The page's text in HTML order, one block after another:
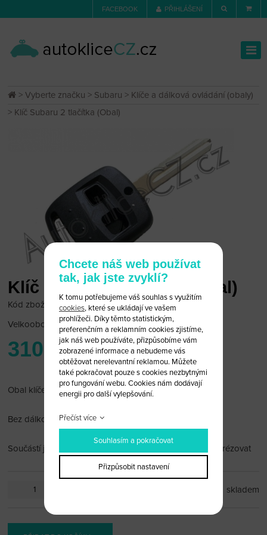
FACEBOOK PŘIHLÁŠENÍ
>Vyberte značku > Subaru > Klíče a dálková ovládání (obaly)
> Klíč Subaru 2 tlačítka (Obal)
Klíč Subaru 2 tlačítka (Obal)
Kód zboží: Sub 2T/20
Velkoobchodní cena: po přihlášení
310 Kč
Obal klíče Subaru 2 tlačítka
Bez dálkového ovládání a čipu
Součástí je planžeta(NSN14),kterou si můžete nechat vyfrézovat
skladem
Chcete náš web používat
tak, jak jste zvyklí?
K tomu potřebujeme váš souhlas s využitím
cookies, které se ukládají ve vašem
prohlížeči. Díky těmto statistickým,
preferenčním a reklamním cookies zjistíme,
jak náš web používáte, přizpůsobíme vám
zobrazené informace a nebudeme vás
obtěžovat nerelevantní reklamou. Můžete
také pokračovat pouze s cookies nezbytnými
pro fungování webu. Cookies nám dodávají
energii pro další vylepšování.
Přečíst více
Souhlasím a pokračovat
Přizpůsobit nastavení